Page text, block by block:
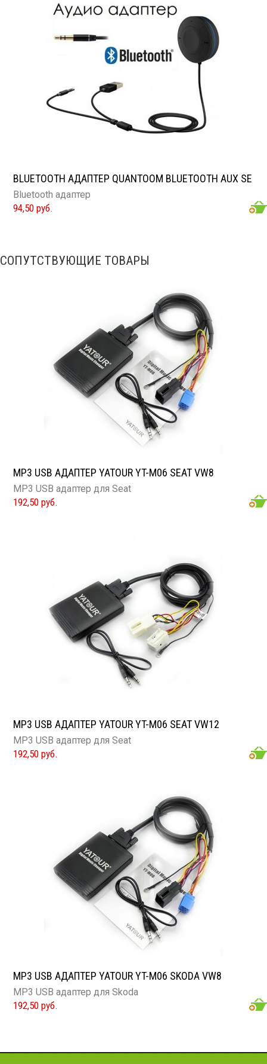
BLUETOOTH АДАПТЕР QUANTOOM BLUETOOTH AUX SE
Bluetooth адаптер
94,50 руб.
СОПУТСТВУЮЩИЕ ТОВАРЫ
MP3 USB АДАПТЕР YATOUR YT-M06 SEAT VW8
MP3 USB адаптер для Seat
192,50 руб.
MP3 USB АДАПТЕР YATOUR YT-M06 SEAT VW12
MP3 USB адаптер для Seat
192,50 руб.
MP3 USB АДАПТЕР YATOUR YT-M06 SKODA VW8
MP3 USB адаптер для Skoda
192,50 руб.